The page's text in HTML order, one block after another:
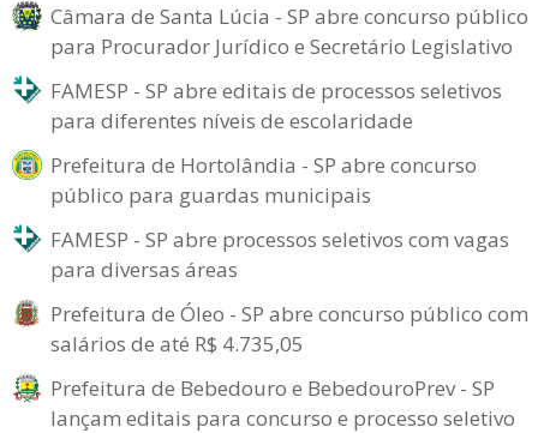
Câmara de Santa Lúcia - SP abre concurso público
para Procurador Jurídico e Secretário Legislativo
FAMESP - SP abre editais de processos seletivos
para diferentes níveis de escolaridade
Prefeitura de Hortolândia - SP abre concurso
público para guardas municipais
FAMESP - SP abre processos seletivos com vagas
para diversas áreas
Prefeitura de Óleo - SP abre concurso público com
salários de até R$ 4.735,05
Prefeitura de Bebedouro e BebedouroPrev - SP
lançam editais para concurso e processo seletivo